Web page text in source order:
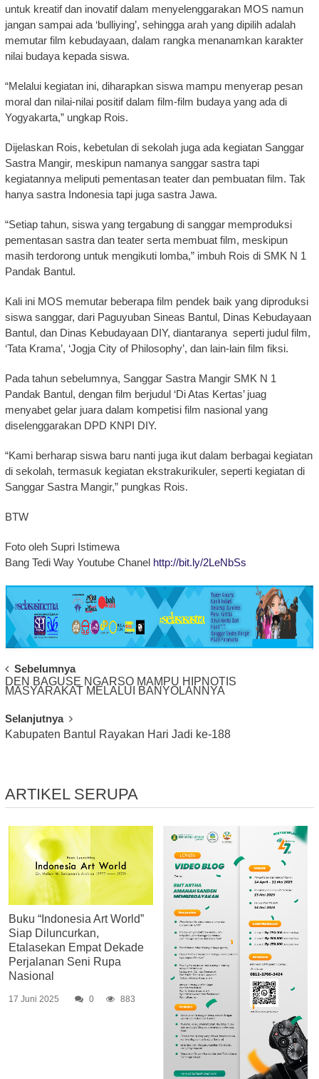
untuk kreatif dan inovatif dalam menyelenggarakan MOS namun
jangan sampai ada ‘bulliying’, sehingga arah yang dipilih adalah
memutar film kebudayaan, dalam rangka menanamkan karakter
nilai budaya kepada siswa.
“Melalui kegiatan ini, diharapkan siswa mampu menyerap pesan
moral dan nilai-nilai positif dalam film-film budaya yang ada di
Yogyakarta,” ungkap Rois.
Dijelaskan Rois, kebetulan di sekolah juga ada kegiatan Sanggar
Sastra Mangir, meskipun namanya sanggar sastra tapi
kegiatannya meliputi pementasan teater dan pembuatan film. Tak
hanya sastra Indonesia tapi juga sastra Jawa.
“Setiap tahun, siswa yang tergabung di sanggar memproduksi
pementasan sastra dan teater serta membuat film, meskipun
masih terdorong untuk mengikuti lomba,” imbuh Rois di SMK N 1
Pandak Bantul.
Kali ini MOS memutar beberapa film pendek baik yang diproduksi
siswa sanggar, dari Paguyuban Sineas Bantul, Dinas Kebudayaan
Bantul, dan Dinas Kebudayaan DIY, diantaranya seperti judul film,
‘Tata Krama’, ‘Jogja City of Philosophy’, dan lain-lain film fiksi.
Pada tahun sebelumnya, Sanggar Sastra Mangir SMK N 1
Pandak Bantul, dengan film berjudul ‘Di Atas Kertas’ juag
menyabet gelar juara dalam kompetisi film nasional yang
diselenggarakan DPD KNPI DIY.
“Kami berharap siswa baru nanti juga ikut dalam berbagai kegiatan
di sekolah, termasuk kegiatan ekstrakurikuler, seperti kegiatan di
Sanggar Sastra Mangir,” pungkas Rois.
BTW
Foto oleh Supri Istimewa
Bang Tedi Way Youtube Chanel http://bit.ly/2LeNbSs
Post
Navigation
Sebelumnya
DEN BAGUSE NGARSO MAMPU HIPNOTIS
MASYARAKAT MELALUI BANYOLANNYA
Selanjutnya
Kabupaten Bantul Rayakan Hari Jadi ke-188
ARTIKEL SERUPA
Buku “Indonesia Art World”
Siap Diluncurkan,
Etalasekan Empat Dekade
Perjalanan Seni Rupa
Nasional
17 Juni 2025 0 883